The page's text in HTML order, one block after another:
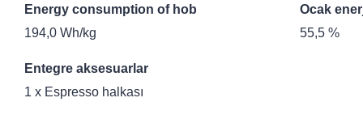
Energy consumption of hob
194,0 Wh/kg
Ocak
55,5 %
Entegre aksesuarlar
1 x Espresso halkası